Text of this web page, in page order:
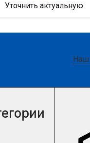
Уточнить актуальную
цену и наличие
Наш